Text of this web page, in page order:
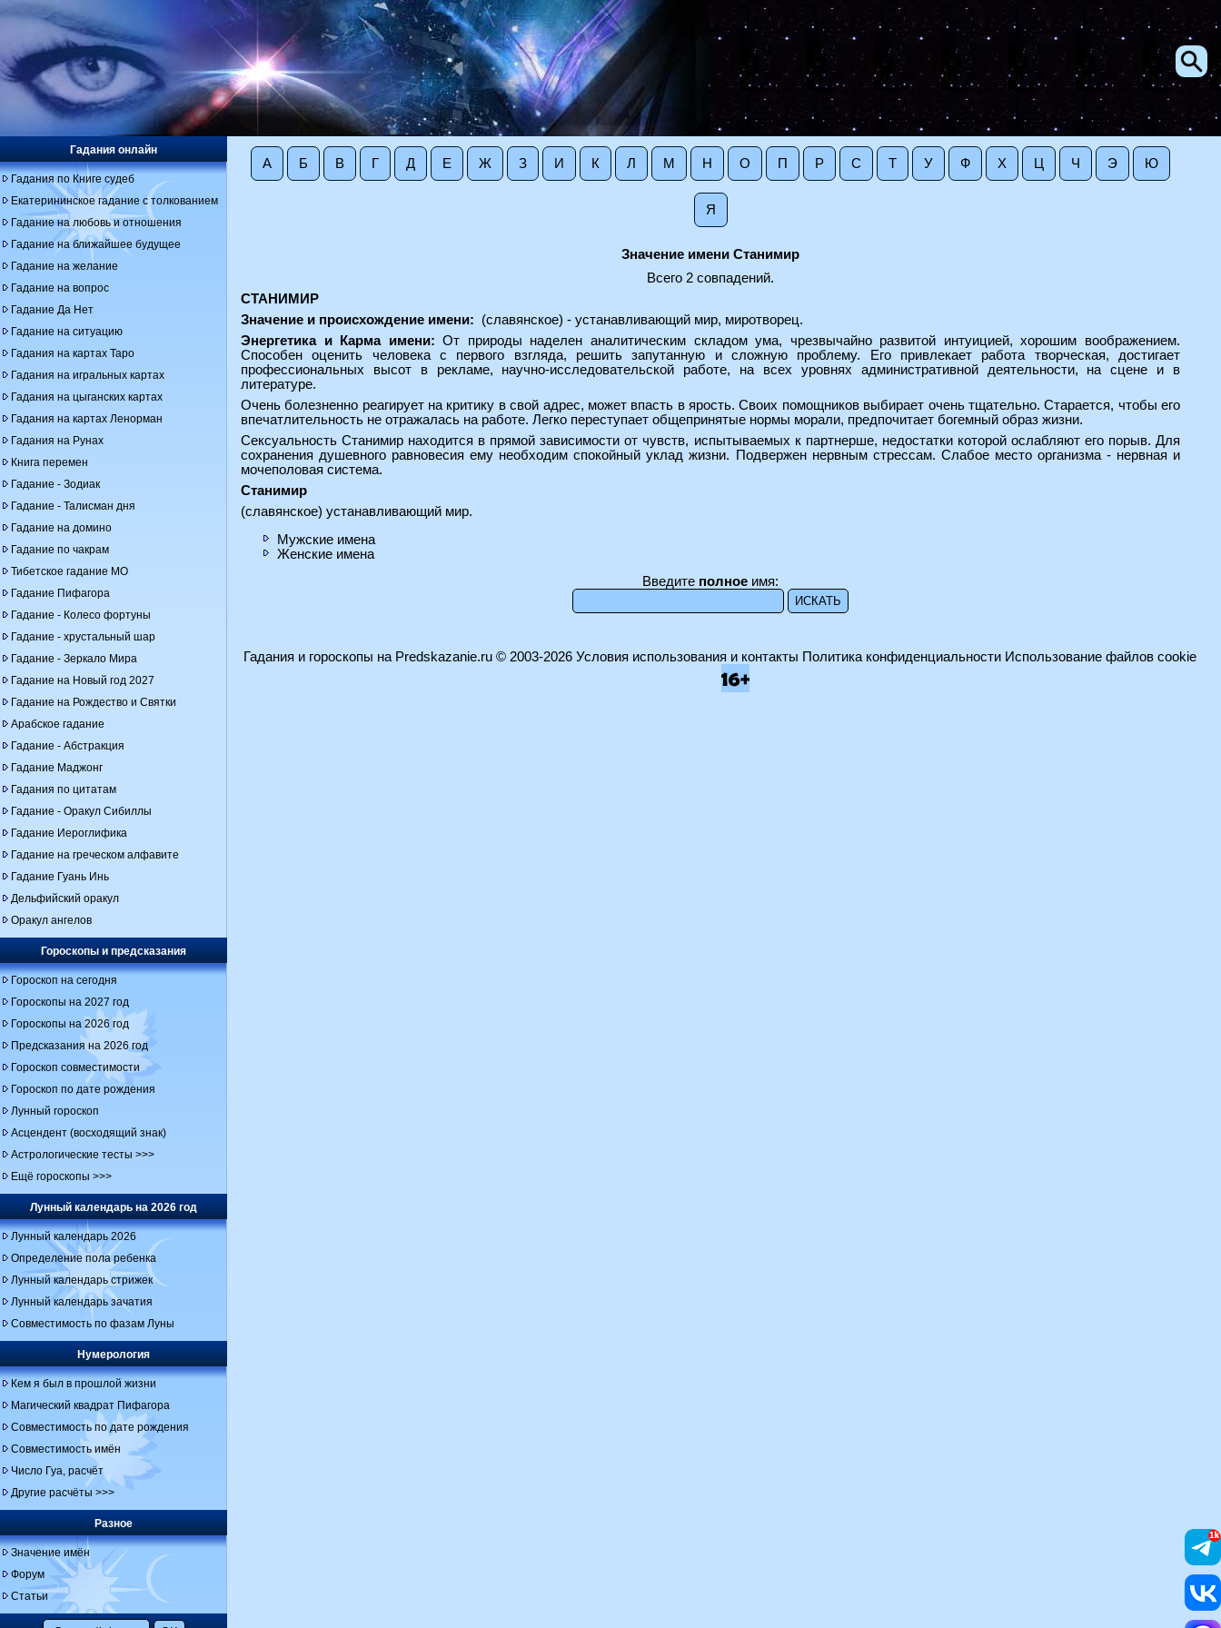
А Б В Г Д Е Ж З И К Л М Н О П Р С Т У Ф Х Ц Ч Э Ю
Я
Значение имени Станимир
Всего 2 совпадений.
СТАНИМИР
Значение и происхождение имени: (славянское) - устанавливающий мир, миротворец.
Энергетика и Карма имени: От природы наделен аналитическим складом ума, чрезвычайно развитой интуицией, хорошим воображением.
Способен оценить человека с первого взгляда, решить запутанную и сложную проблему. Его привлекает работа творческая, достигает
профессиональных высот в рекламе, научно-исследовательской работе, на всех уровнях административной деятельности, на сцене и в
литературе.
Очень болезненно реагирует на критику в свой адрес, может впасть в ярость. Своих помощников выбирает очень тщательно. Старается, чтобы его
впечатлительность не отражалась на работе. Легко переступает общепринятые нормы морали, предпочитает богемный образ жизни.
Сексуальность Станимир находится в прямой зависимости от чувств, испытываемых к партнерше, недостатки которой ослабляют его порыв. Для
сохранения душевного равновесия ему необходим спокойный уклад жизни. Подвержен нервным стрессам. Слабое место организма - нервная и
мочеполовая система.
Станимир
(славянское) устанавливающий мир.
Мужские имена
Женские имена
Введите полное имя:
Гадания онлайн
Гадания по Книге судеб
Екатерининское гадание с толкованием
Гадание на любовь и отношения
Гадание на ближайшее будущее
Гадание на желание
Гадание на вопрос
Гадание Да Нет
Гадание на ситуацию
Гадания на картах Таро
Гадания на игральных картах
Гадания на цыганских картах
Гадания на картах Ленорман
Гадания на Рунах
Книга перемен
Гадание - Зодиак
Гадание - Талисман дня
Гадание на домино
Гадание по чакрам
Тибетское гадание МО
Гадание Пифагора
Гадание - Колесо фортуны
Гадание - хрустальный шар
Гадание - Зеркало Мира
Гадание на Новый год 2027
Гадание на Рождество и Святки
Арабское гадание
Гадание - Абстракция
Гадание Маджонг
Гадания по цитатам
Гадание - Оракул Сибиллы
Гадание Иероглифика
Гадание на греческом алфавите
Гадание Гуань Инь
Дельфийский оракул
Оракул ангелов
Гороскопы и предсказания
Гороскоп на сегодня
Гороскопы на 2027 год
Гороскопы на 2026 год
Предсказания на 2026 год
Гороскоп совместимости
Гороскоп по дате рождения
Лунный гороскоп
Асцендент (восходящий знак)
Астрологические тесты >>>
Ещё гороскопы >>>
Лунный календарь на 2026 год
Лунный календарь 2026
Определение пола ребенка
Лунный календарь стрижек
Лунный календарь зачатия
Совместимость по фазам Луны
Нумерология
Кем я был в прошлой жизни
Магический квадрат Пифагора
Совместимость по дате рождения
Совместимость имён
Число Гуа, расчёт
Другие расчёты >>>
Разное
Значение имён
Форум
Статьи
Гадания и гороскопы на Predskazanie.ru© 2003-2026 Условия использования и контакты Политика конфиденциальности Использование файлов cookie